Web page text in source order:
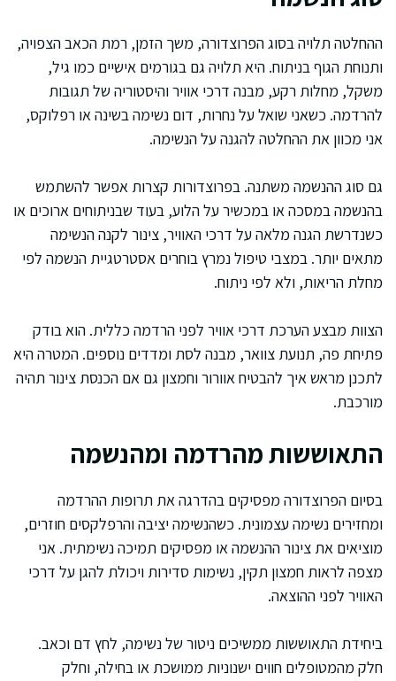
ההחלטה תלויה בסוג הפרוצדורה, משך הזמן, רמת הכאב הצפויה,
ותנוחת הגוף בניתוח. היא תלויה גם בגורמים אישיים כמו גיל,
משקל, מחלות רקע, מבנה דרכי אוויר והיסטוריה של תגובות
להרדמה. כשאני שואל על נחרות, דום נשימה בשינה או רפלוקס,
אני מכוון את ההחלטה להגנה על הנשימה.
גם סוג ההנשמה משתנה. בפרוצדורות קצרות אפשר להשתמש
בהנשמה במסכה או במכשיר על הלוע, בעוד שבניתוחים ארוכים או
כשנדרשת הגנה מלאה על דרכי האוויר, צינור לקנה הנשימה
מתאים יותר. במצבי טיפול נמרץ בוחרים אסטרטגיית הנשמה לפי
מחלת הריאות, ולא לפי ניתוח.
הצוות מבצע הערכת דרכי אוויר לפני הרדמה כללית. הוא בודק
פתיחת פה, תנועת צוואר, מבנה לסת ומדדים נוספים. המטרה היא
לתכנן מראש איך להבטיח אוורור וחמצון גם אם הכנסת צינור תהיה
מורכבת.
התאוששות מהרדמה ומהנשמה
בסיום הפרוצדורה מפסיקים בהדרגה את תרופות ההרדמה
ומחזירים נשימה עצמונית. כשהנשימה יציבה והרפלקסים חוזרים,
מוציאים את צינור ההנשמה או מפסיקים תמיכה נשימתית. אני
מצפה לראות חמצון תקין, נשימות סדירות ויכולת להגן על דרכי
האוויר לפני ההוצאה.
ביחידת התאוששות ממשיכים ניטור של נשימה, לחץ דם וכאב.
חלק מהמטופלים חווים ישנוניות ממושכת או בחילה, וחלק